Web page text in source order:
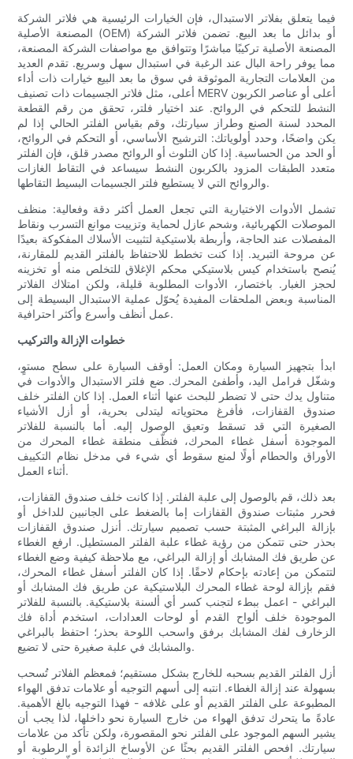
فيما يتعلق بفلاتر الاستبدال، فإن الخيارات الرئيسية هي فلاتر الشركة
المصنعة الأصلية (OEM) أو بدائل ما بعد البيع. تضمن فلاتر الشركة
المصنعة الأصلية تركيبًا مباشرًا وتتوافق مع مواصفات الشركة المصنعة،
مما يوفر راحة البال عند الرغبة في استبدال سهل وسريع. تقدم العديد
من العلامات التجارية الموثوقة في سوق ما بعد البيع خيارات ذات أداء
أعلى، مثل فلاتر الجسيمات ذات تصنيف MERV أعلى أو عناصر الكربون
النشط للتحكم في الروائح. عند اختيار فلتر، تحقق من رقم القطعة
المحدد لسنة الصنع وطراز سيارتك، وقم بقياس الفلتر الحالي إذا لم
يكن واضحًا، وحدد أولوياتك: الترشيح الأساسي، أو التحكم في الروائح،
أو الحد من الحساسية. إذا كان التلوث أو الروائح مصدر قلق، فإن الفلتر
متعدد الطبقات المزود بالكربون النشط سيساعد في التقاط الغازات
والروائح التي لا يستطيع فلتر الجسيمات البسيط التقاطها.
تشمل الأدوات الاختيارية التي تجعل العمل أكثر دقة وفعالية: منظف
الموصلات الكهربائية، وشحم عازل لحماية وتزييت موانع التسرب ونقاط
المفصلات عند الحاجة، وأربطة بلاستيكية لتثبيت الأسلاك المفكوكة بعيدًا
عن مروحة التبريد. إذا كنت تخطط للاحتفاظ بالفلتر القديم للمقارنة،
يُنصح باستخدام كيس بلاستيكي محكم الإغلاق للتخلص منه أو تخزينه
لحجز الغبار. باختصار، الأدوات المطلوبة قليلة، ولكن امتلاك الفلاتر
المناسبة وبعض الملحقات المفيدة يُحوّل عملية الاستبدال البسيطة إلى
عمل أنظف وأسرع وأكثر احترافية.
خطوات الإزالة والتركيب
ابدأ بتجهيز السيارة ومكان العمل: أوقف السيارة على سطح مستوٍ،
وشغّل فرامل اليد، وأطفئ المحرك. ضع فلتر الاستبدال والأدوات في
متناول يدك حتى لا تضطر للبحث عنها أثناء العمل. إذا كان الفلتر خلف
صندوق القفازات، فأفرغ محتوياته ليتدلى بحرية، أو أزل الأشياء
الصغيرة التي قد تسقط وتعيق الوصول إليه. أما بالنسبة للفلاتر
الموجودة أسفل غطاء المحرك، فنظّف منطقة غطاء المحرك من
الأوراق والحطام أولًا لمنع سقوط أي شيء في مدخل نظام التكييف
أثناء العمل.
بعد ذلك، قم بالوصول إلى علبة الفلتر. إذا كانت خلف صندوق القفازات،
فحرر مثبتات صندوق القفازات إما بالضغط على الجانبين للداخل أو
بإزالة البراغي المثبتة حسب تصميم سيارتك. أنزل صندوق القفازات
بحذر حتى تتمكن من رؤية غطاء علبة الفلتر المستطيل. ارفع الغطاء
عن طريق فك المشابك أو إزالة البراغي، مع ملاحظة كيفية وضع الغطاء
لتتمكن من إعادته بإحكام لاحقًا. إذا كان الفلتر أسفل غطاء المحرك،
فقم بإزالة لوحة غطاء المحرك البلاستيكية عن طريق فك المشابك أو
البراغي - اعمل ببطء لتجنب كسر أي ألسنة بلاستيكية. بالنسبة للفلاتر
الموجودة خلف ألواح القدم أو لوحات العدادات، استخدم أداة فك
الزخارف لفك المشابك برفق واسحب اللوحة بحذر؛ احتفظ بالبراغي
والمشابك في علبة صغيرة حتى لا تضيع.
أزل الفلتر القديم بسحبه للخارج بشكل مستقيم؛ فمعظم الفلاتر تُسحب
بسهولة عند إزالة الغطاء. انتبه إلى أسهم التوجيه أو علامات تدفق الهواء
المطبوعة على الفلتر القديم أو على غلافه - فهذا التوجيه بالغ الأهمية.
عادةً ما يتحرك تدفق الهواء من خارج السيارة نحو داخلها، لذا يجب أن
يشير السهم الموجود على الفلتر نحو المقصورة، ولكن تأكد من علامات
سيارتك. افحص الفلتر القديم بحثًا عن الأوساخ الزائدة أو الرطوبة أو